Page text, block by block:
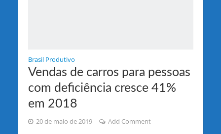
Brasil Produtivo
Vendas de carros para pessoas
com deficiência cresce 41%
em 2018
20 de maio de 2019 Add Comment